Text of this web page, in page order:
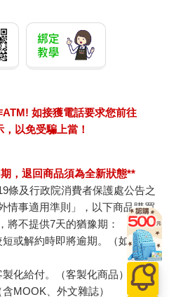
如接獲電話要求您前往
以免受騙上當！
，退回商品須為全新狀態**
條及行政院消費者保護處公告之
情事適用準則」，以下商品購買
將不提供7天的猶豫期：
或解約時即將逾期。（如：生
化給付。（客製化商品）
MOOK、外文雜誌）